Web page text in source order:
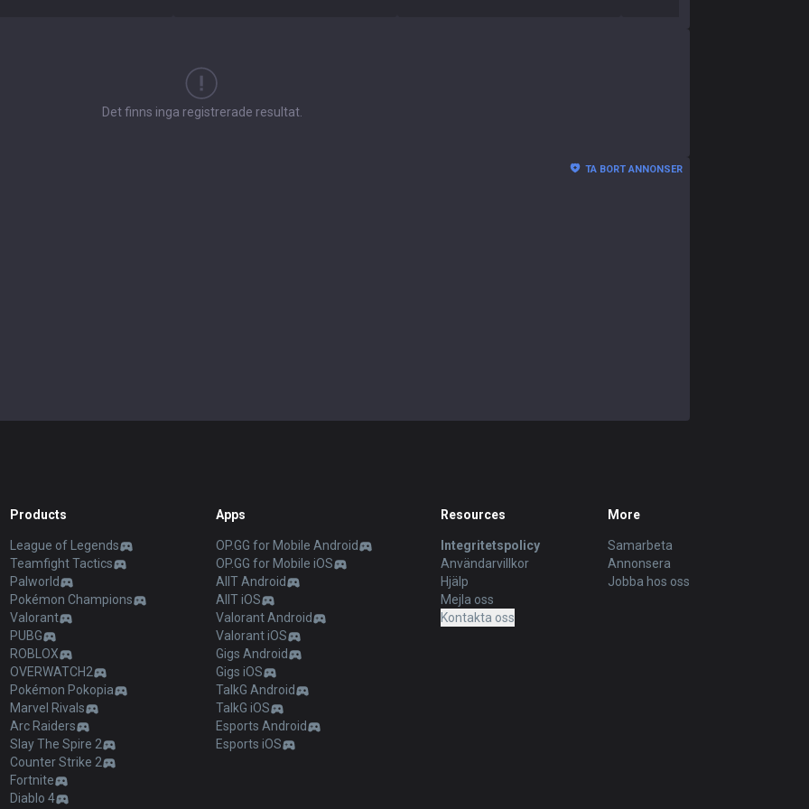
Det finns inga registrerade resultat.
TA BORT ANNONSER
Products
League of Legends
Teamfight Tactics
Palworld
Pokémon Champions
Valorant
PUBG
ROBLOX
OVERWATCH2
Pokémon Pokopia
Marvel Rivals
Arc Raiders
Slay The Spire 2
Counter Strike 2
Fortnite
Diablo 4
Apps
OP.GG for Mobile Android
OP.GG for Mobile iOS
AllT Android
AllT iOS
Valorant Android
Valorant iOS
Gigs Android
Gigs iOS
TalkG Android
TalkG iOS
Esports Android
Esports iOS
Resources
Integritetspolicy
Användarvillkor
Hjälp
Mejla oss
Kontakta oss
More
Samarbeta
Annonsera
Jobba hos oss